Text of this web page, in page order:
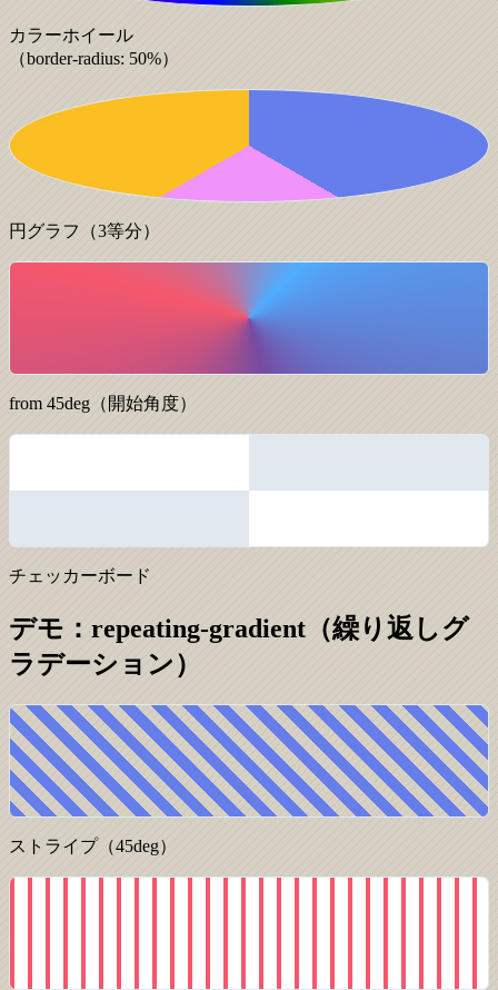
カラーホイール
（border-radius: 50%）
円グラフ（3等分）
from 45deg（開始角度）
チェッカーボード
デモ：repeating-gradient（繰り返しグ
ラデーション）
ストライプ（45deg）